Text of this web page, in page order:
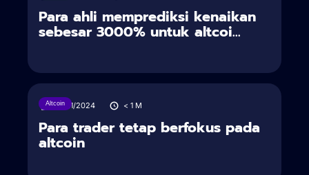
Para ahli memprediksi kenaikan
sebesar 3000% untuk altcoi...
Altcoin26/11/2024 < 1 M
Para trader tetap berfokus pada
altcoin